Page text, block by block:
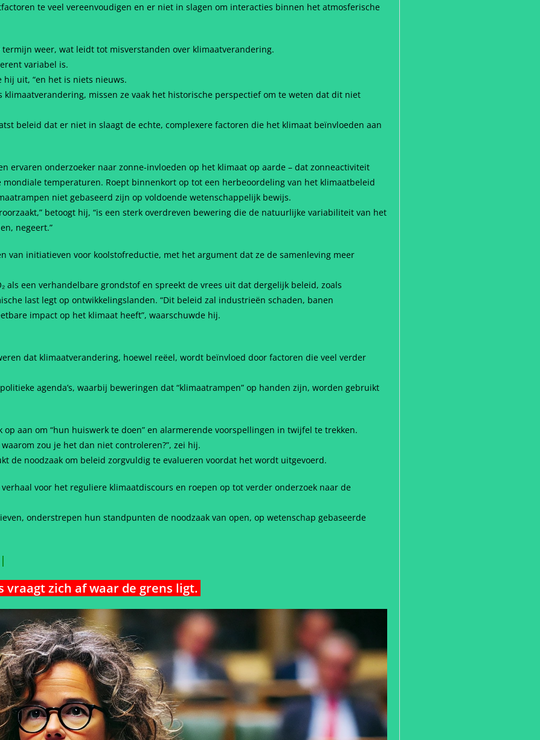
te veel vereenvoudigen en er niet in slagen om interacties binnen het atmosferische
termijn weer, wat leidt tot misverstanden over klimaatverandering.
variabel is.
hij uit, “en het is niets nieuws.
missen ze vaak het historische perspectief om te weten dat dit niet
beleid dat er niet in slaagt de echte, complexere factoren die het klimaat beïnvloeden aan
ervaren onderzoeker naar zonne-invloeden op het klimaat op aarde – dat zonneactiviteit
temperaturen. Roept binnenkort op tot een herbeoordeling van het klimaatbeleid
niet gebaseerd zijn op voldoende wetenschappelijk bewijs.
betoogt hij, “is een sterk overdreven bewering die de natuurlijke variabiliteit van het
negeert.”
van initiatieven voor koolstofreductie, met het argument dat ze de samenleving meer
als een verhandelbare grondstof en spreekt de vrees uit dat dergelijk beleid, zoals
last legt op ontwikkelingslanden. “Dit beleid zal industrieën schaden, banen
impact op het klimaat heeft”, waarschuwde hij.
dat klimaatverandering, hoewel reëel, wordt beïnvloed door factoren die veel verder
agenda’s, waarbij beweringen dat “klimaatrampen” op handen zijn, worden gebruikt
aan om “hun huiswerk te doen” en alarmerende voorspellingen in twijfel te trekken.
zou je het dan niet controleren?”, zei hij.
de noodzaak om beleid zorgvuldig te evalueren voordat het wordt uitgevoerd.
voor het reguliere klimaatdiscours en roepen op tot verder onderzoek naar de
onderstrepen hun standpunten de noodzaak van open, op wetenschap gebaseerde
|
vraagt zich af waar de grens ligt.